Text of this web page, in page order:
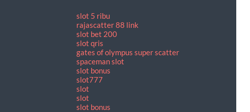
slot 5 ribu
rajascatter 88 link
slot bet 200
slot qris
gates of olympus super scatter
spaceman slot
slot bonus
slot777
slot
slot
slot bonus